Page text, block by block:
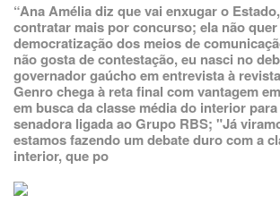
“Ana Amélia diz que vai enxugar o
contratar mais por concurso; ela não quer
democratização dos meios de
não gosta de contestação, eu nasci no
governador gaúcho em entrevista à
Genro chega à reta final com vantagem
em busca da classe média do interior
senadora ligada ao Grupo RBS; "Já
estamos fazendo um debate duro com a
interior, que po